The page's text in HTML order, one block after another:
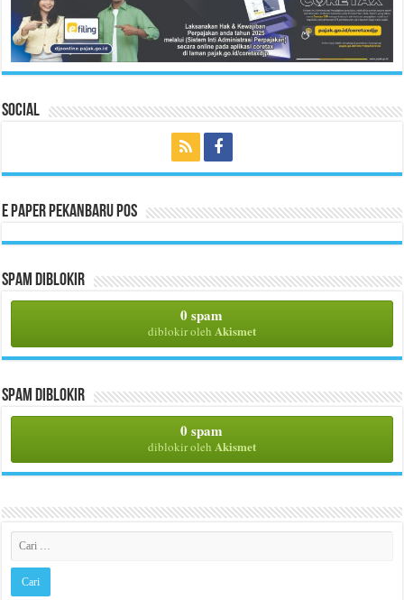
Social
E Paper Pekanbaru Pos
Spam Diblokir
0 spam
diblokir oleh Akismet
Spam Diblokir
0 spam
diblokir oleh Akismet